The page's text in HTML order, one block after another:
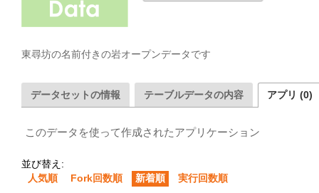
東尋坊の名前付きの岩オープンデータです
データセットの情報 テーブルデータの内容 アプリ (0)
このデータを使って作成されたアプリケーション
並び替え:
人気順
Fork回数順 新着順 実行回数順